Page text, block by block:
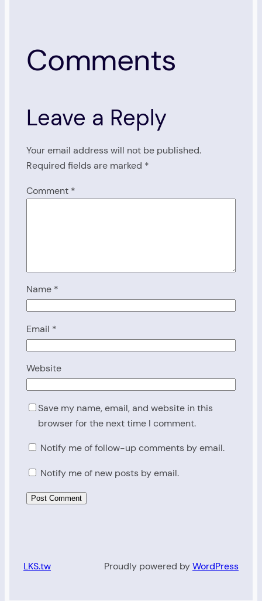
Comments
Leave a Reply
Your email address will not be published.
Required fields are marked *
Comment *
Name *
Email *
Website
Save my name, email, and website in this
browser for the next time I comment.
Notify me of follow-up comments by email.
Notify me of new posts by email.
LKS.tw Proudly powered byWordPress